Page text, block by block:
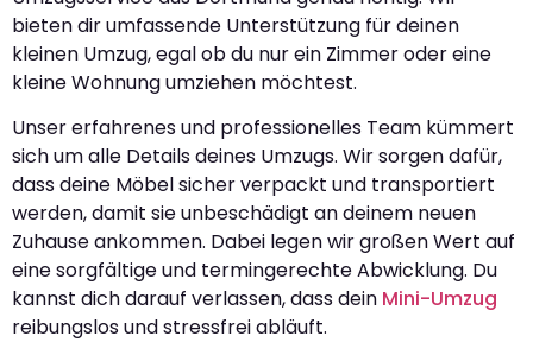
bieten dir umfassende Unterstützung für deinen
kleinen Umzug, egal ob du nur ein Zimmer oder eine
kleine Wohnung umziehen möchtest.
Unser erfahrenes und professionelles Team kümmert
sich um alle Details deines Umzugs. Wir sorgen dafür,
dass deine Möbel sicher verpackt und transportiert
werden, damit sie unbeschädigt an deinem neuen
Zuhause ankommen. Dabei legen wir großen Wert auf
eine sorgfältige und termingerechte Abwicklung. Du
kannst dich darauf verlassen, dass dein Mini-Umzug
reibungslos und stressfrei abläuft.